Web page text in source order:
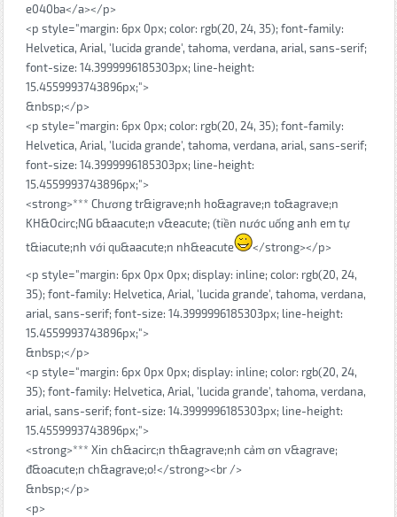
e040ba</a></p>
<p style="margin: 6px 0px; color: rgb(20, 24, 35); font-family:
Helvetica, Arial, 'lucida grande', tahoma, verdana, arial, sans-serif;
font-size: 14.3999996185303px; line-height:
15.4559993743896px;">
&nbsp;</p>
<p style="margin: 6px 0px; color: rgb(20, 24, 35); font-family:
Helvetica, Arial, 'lucida grande', tahoma, verdana, arial, sans-serif;
font-size: 14.3999996185303px; line-height:
15.4559993743896px;">
<strong>*** Chương tr&igrave;nh ho&agrave;n to&agrave;n
KH&Ocirc;NG b&aacute;n v&eacute; (tiền nước uống anh em tự
t&iacute;nh với qu&aacute;n nh&eacute
</strong></p>
<p style="margin: 6px 0px 0px; display: inline; color: rgb(20, 24,
35); font-family: Helvetica, Arial, 'lucida grande', tahoma, verdana,
arial, sans-serif; font-size: 14.3999996185303px; line-height:
15.4559993743896px;">
&nbsp;</p>
<p style="margin: 6px 0px 0px; display: inline; color: rgb(20, 24,
35); font-family: Helvetica, Arial, 'lucida grande', tahoma, verdana,
arial, sans-serif; font-size: 14.3999996185303px; line-height:
15.4559993743896px;">
<strong>*** Xin ch&acirc;n th&agrave;nh cảm ơn v&agrave;
đ&oacute;n ch&agrave;o!</strong><br />
&nbsp;</p>
<p>